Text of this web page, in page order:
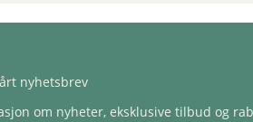
nyhetsbrev
om nyheter, eksklusive tilbud og